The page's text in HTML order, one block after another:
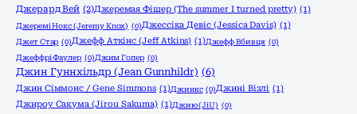
Джерард Вей (2)Джеремая Фішер (The summer I turned pretty) (1)
Джеремі Нокс (Jeremy Knox) (0)Джессіка Девіс (Jessica Davis) (1)
Джет Стар (0)Джефф Аткінс (Jeff Atkins) (1)Джефф Вбивця (0)
Джеффрі Фаулер (0)Джим Гопер (0)
Джин Гуннхільдр (Jean Gunnhildr) (6)
Джин Сіммонс / Gene Simmons (1)Джинкс (0)Джині Візлі (1)
Джироу Сакума (Jirou Sakuma) (1)Джию (JiU) (0)